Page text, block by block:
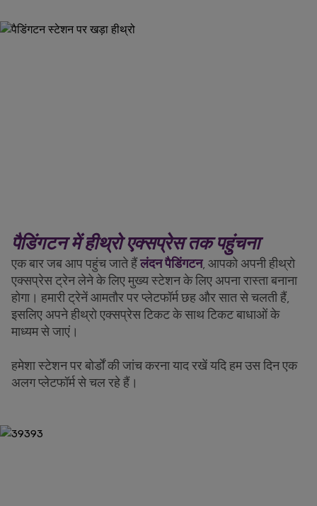
पैडिंगटन में हीथ्रो एक्सप्रेस तक पहुंचना
एक बार जब आप पहुंच जाते हैं लंदन पैडिंगटन, आपको अपनी हीथ्रो
एक्सप्रेस ट्रेन लेने के लिए मुख्य स्टेशन के लिए अपना रास्ता बनाना
होगा। हमारी ट्रेनें आमतौर पर प्लेटफॉर्म छह और सात से चलती हैं,
इसलिए अपने हीथ्रो एक्सप्रेस टिकट के साथ टिकट बाधाओं के
माध्यम से जाएं।
हमेशा स्टेशन पर बोर्डों की जांच करना याद रखें यदि हम उस दिन एक
अलग प्लेटफॉर्म से चल रहे हैं।